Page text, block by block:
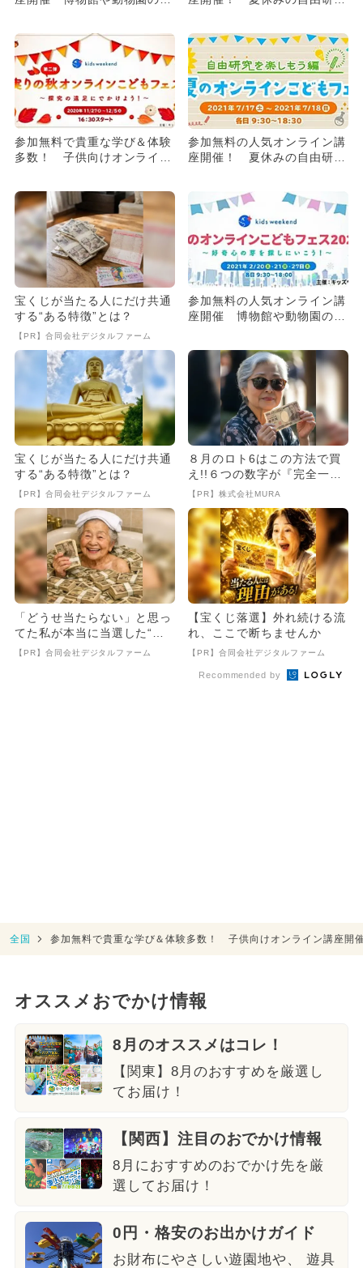
参加無料で貴重な学び＆体験
多数！ 子供向けオンライン
参加無料の人気オンライン講
座開催！ 夏休みの自由研究
宝くじが当たる人にだけ共通
する“ある特徴”とは？
【PR】合同会社デジタルファーム
参加無料の人気オンライン講
座開催 博物館や動物園の生
宝くじが当たる人にだけ共通
する“ある特徴”とは？
【PR】合同会社デジタルファーム
８月のロト6はこの方法で買
え!!６つの数字が『完全一
致』する方法
【PR】株式会社MURA
「どうせ当たらない」と思っ
てた私が本当に当選した“買
い方”がこれ
【PR】合同会社デジタルファーム
【宝くじ落選】外れ続ける流
れ、ここで断ちませんか
【PR】合同会社デジタルファーム
Recommended by
全国 参加無料で貴重な学び＆体験多数！ 子供向けオンライン講座開
オススメおでかけ情報
8月のオススメはコレ！
【関東】8月のおすすめを厳選し
てお届け！
【関西】注目のおでかけ情報
8月におすすめのおでかけ先を厳
選してお届け！
0円・格安のお出かけガイド
お財布にやさしい遊園地や、 遊具